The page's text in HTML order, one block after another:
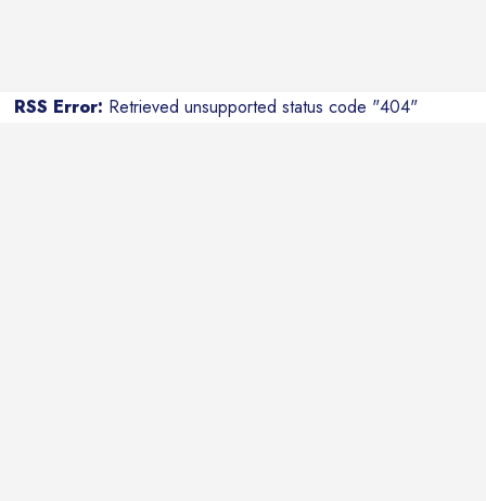
RSS Error: Retrieved unsupported status code "404"